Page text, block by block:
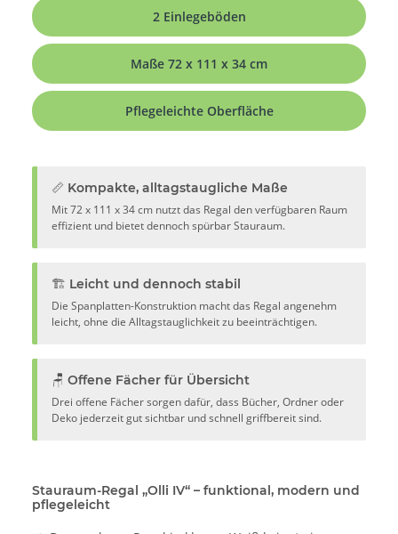
2 Einlegeböden
Maße 72 x 111 x 34 cm
Pflegeleichte Oberfläche
📏 Kompakte, alltagstaugliche Maße
Mit 72 x 111 x 34 cm nutzt das Regal den verfügbaren Raum
effizient und bietet dennoch spürbar Stauraum.
🏗️ Leicht und dennoch stabil
Die Spanplatten-Konstruktion macht das Regal angenehm
leicht, ohne die Alltagstauglichkeit zu beeinträchtigen.
🪑 Offene Fächer für Übersicht
Drei offene Fächer sorgen dafür, dass Bücher, Ordner oder
Deko jederzeit gut sichtbar und schnell griffbereit sind.
Stauraum-Regal „Olli IV“ – funktional, modern und
pflegeleicht